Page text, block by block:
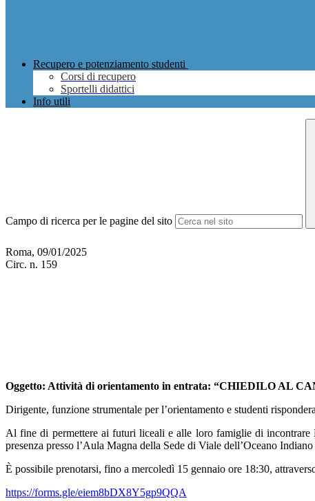
Recupero e potenziamento studenti
Corsi di recupero
Sportelli didattici
Info utili
Campo di ricerca per le pagine del sito
Roma, 09/01/2025
Circ. n. 159
Oggetto: Attività di orientamento in entrata: “CHIEDILO AL
Dirigente, funzione strumentale per l’orientamento e studenti
Al fine di permettere ai futuri liceali e alle loro famiglie di
presenza presso l’Aula Magna della Sede di Viale dell’Oceano
È possibile prenotarsi, fino a mercoledì 15 gennaio ore 18:30,
https://forms.gle/eiem8bDX8Y5gp9QQA